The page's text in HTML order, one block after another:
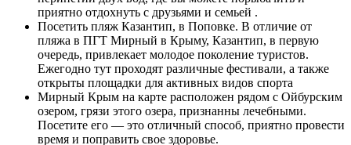
приятно отдохнуть с друзьями и семьей .
Посетить пляж Казантип, в Поповке. В отличие от
пляжа в ПГТ Мирный в Крыму, Казантип, в первую
очередь, привлекает молодое поколение туристов.
Ежегодно тут проходят различные фестивали, а также
открыты площадки для активных видов спорта
Мирный Крым на карте расположен рядом с Ойбурским
озером, грязи этого озера, признанны лечебными.
Посетите его — это отличный способ, приятно провести
время и поправить свое здоровье.